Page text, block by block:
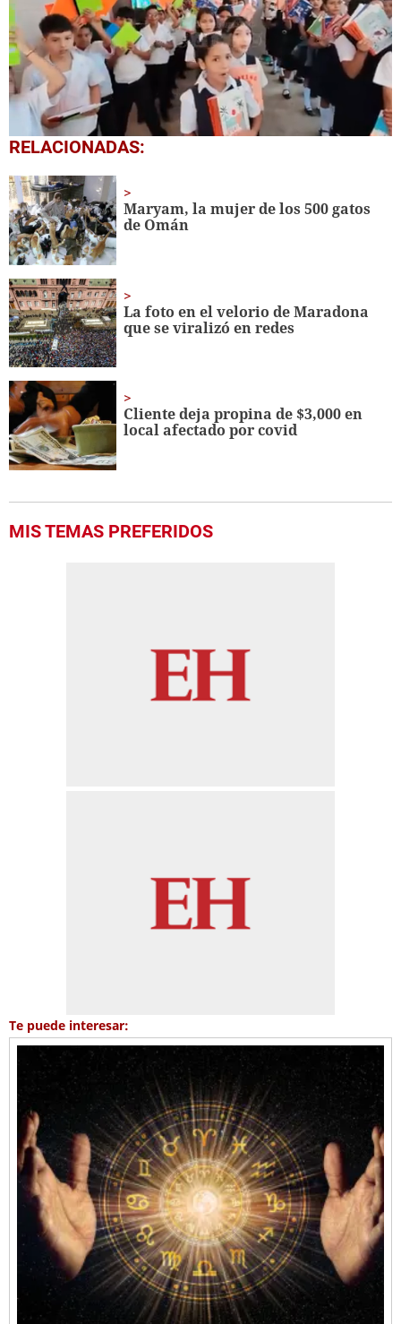
0
seconds
1
minute,
56
seconds
RELACIONADAS:
Maryam, la mujer de los 500 gatos
de Omán
La foto en el velorio de Maradona
que se viralizó en redes
Cliente deja propina de $3,000 en
local afectado por covid
MIS TEMAS PREFERIDOS
Te puede interesar: